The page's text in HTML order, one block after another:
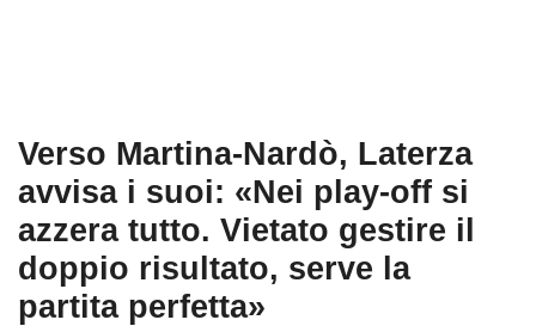
Verso Martina-Nardò, Laterza
avvisa i suoi: «Nei play-off si
azzera tutto. Vietato gestire il
doppio risultato, serve la
partita perfetta»